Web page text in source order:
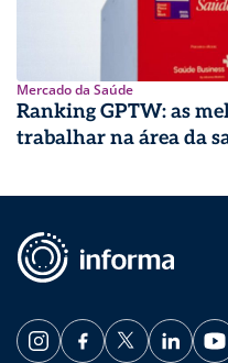
Mercado da Saúde
Ranking GPTW: as
trabalhar na área da